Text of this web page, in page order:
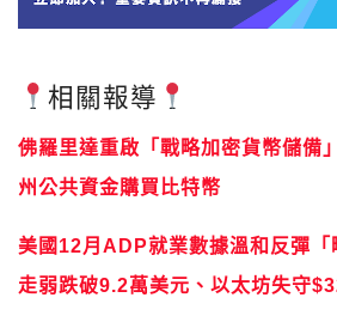
相關報導
佛羅里達重啟「戰略加密貨幣儲備
州公共資金購買比特幣
美國12月ADP就業數據溫和反彈「
走弱跌破9.2萬美元、以太坊失守